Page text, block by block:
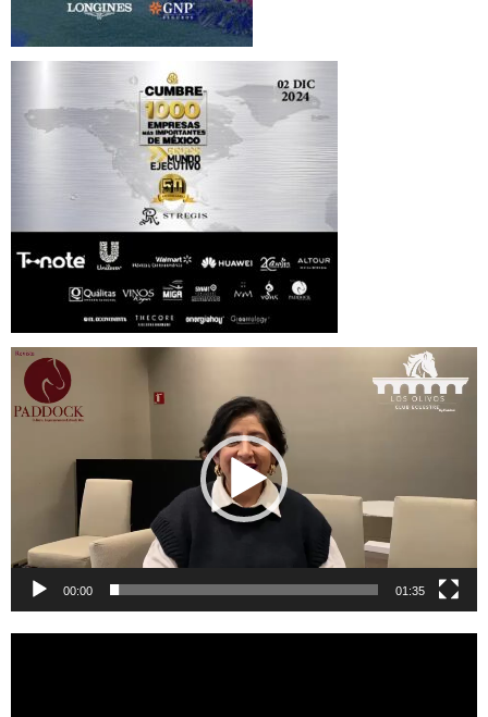
Reproductor
de
vídeo
00:00 01:35